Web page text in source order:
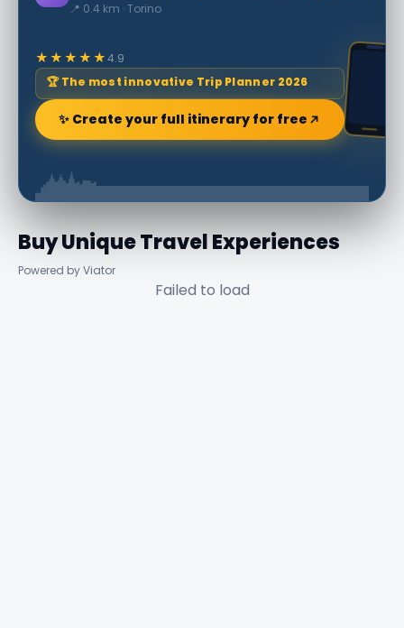
📍 0.4 km · Torino
★★★★★4.9
🏆 The most innovative Trip Planner 2026
✨ Create your full itinerary for free
Buy Unique Travel Experiences
Powered by Viator
Failed to load